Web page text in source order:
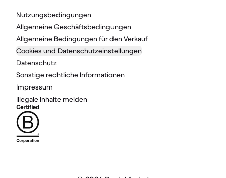
Nutzungsbedingungen
Allgemeine Geschäftsbedingungen
Allgemeine Bedingungen für den Verkauf
Cookies und Datenschutzeinstellungen
Datenschutz
Sonstige rechtliche Informationen
Impressum
Illegale Inhalte melden